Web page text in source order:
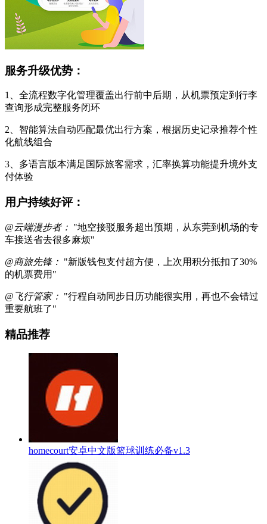
服务升级优势：
1、全流程数字化管理覆盖出行前中后期，从机票预定到行李
查询形成完整服务闭环
2、智能算法自动匹配最优出行方案，根据历史记录推荐个性
化航线组合
3、多语言版本满足国际旅客需求，汇率换算功能提升境外支
付体验
用户持续好评：
@云端漫步者： "地空接驳服务超出预期，从东莞到机场的专
车接送省去很多麻烦"
@商旅先锋： "新版钱包支付超方便，上次用积分抵扣了30%
的机票费用"
@飞行管家： "行程自动同步日历功能很实用，再也不会错过
重要航班了"
精品推荐
homecourt安卓中文版篮球训练必备v1.3